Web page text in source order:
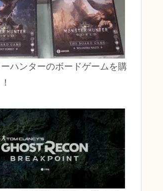
ハンターのボードゲームを購